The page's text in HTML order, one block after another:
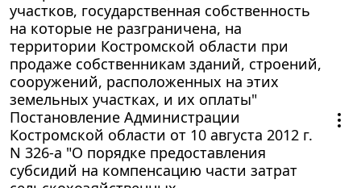
участков, государственная собственность
на которые не разграничена, на
территории Костромской области при
продаже собственникам зданий, строений,
сооружений, расположенных на этих
земельных участках, и их оплаты"
Постановление Администрации
Костромской области от 10 августа 2012 г.
N 326-а "О порядке предоставления
субсидий на компенсацию части затрат